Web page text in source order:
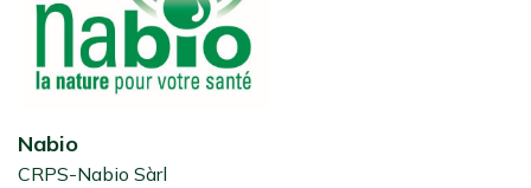
Nabio
CRPS-Nabio Sàrl